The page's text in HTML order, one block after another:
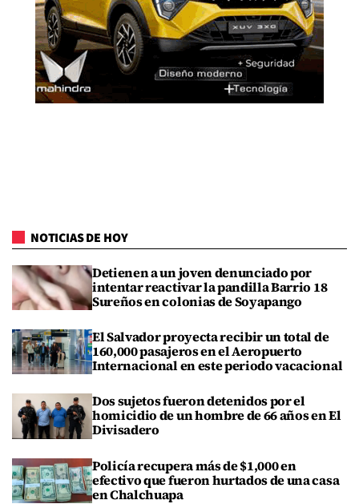
NOTICIAS DE HOY
Detienen a un joven denunciado por
intentar reactivar la pandilla Barrio 18
Sureños en colonias de Soyapango
El Salvador proyecta recibir un total de
160,000 pasajeros en el Aeropuerto
Internacional en este periodo vacacional
Dos sujetos fueron detenidos por el
homicidio de un hombre de 66 años en El
Divisadero
Policía recupera más de $1,000 en
efectivo que fueron hurtados de una casa
en Chalchuapa